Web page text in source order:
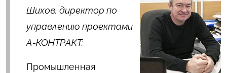
Шихов, директор по
управлению проектами
А-КОНТРАКТ:
Промышленная